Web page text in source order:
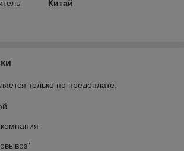
Китай
только по предоплате.